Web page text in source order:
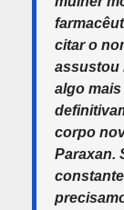
citar o
assustou
algo mais
corpo
Paraxan.